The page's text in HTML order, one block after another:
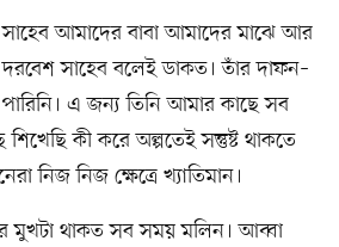
সাহেব আমাদের বাবা আমাদের মাঝে আর
দরবেশ সাহেব বলেই ডাকত। তাঁর দাফন–
এ জন্য তিনি আমার কাছে সব
কী করে অল্পতেই সন্তুষ্ট থাকতে
নিজ নিজ ক্ষেত্রে খ্যাতিমান।
মুখটা থাকত সব সময় মলিন। আব্বা